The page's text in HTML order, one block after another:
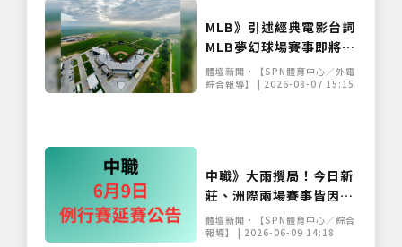
MLB》引述經典電影台詞
MLB夢幻球場賽事即將重
返玉米田
體壇新聞•【SPN體育中心／外電
綜合報導】 | 2026-08-07 15:15
中職》大雨攪局！今日新
莊、洲際兩場賽事皆因雨
延賽 補賽日程出爐
體壇新聞•【SPN體育中心／綜合
報導】 | 2026-06-09 14:18